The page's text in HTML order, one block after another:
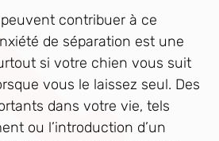
contribuer à ce
de séparation est une
si votre chien vous suit
vous le laissez seul. Des
dans votre vie, tels
ou l’introduction d’un